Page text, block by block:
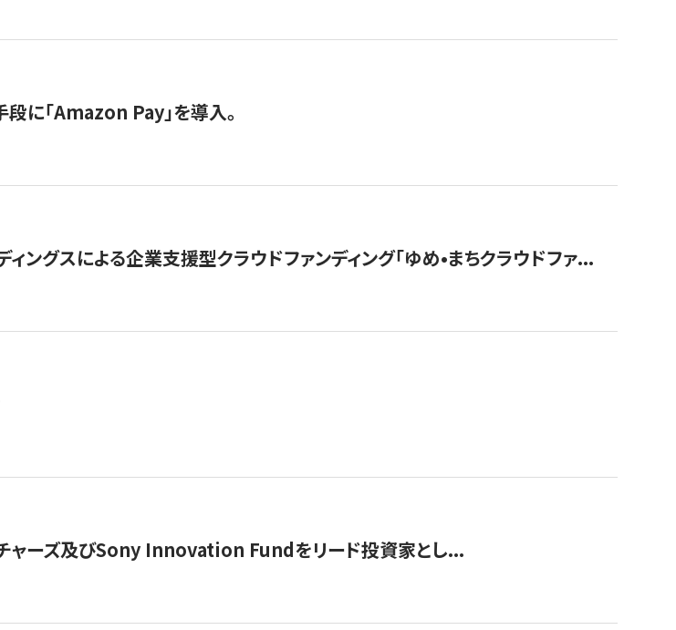
に「Amazon Pay」を導入。
ングスによる企業支援型クラウドファンディング「ゆめ•まちクラウドファ...
チャーズ及びSony Innovation Fundをリード投資家とし...